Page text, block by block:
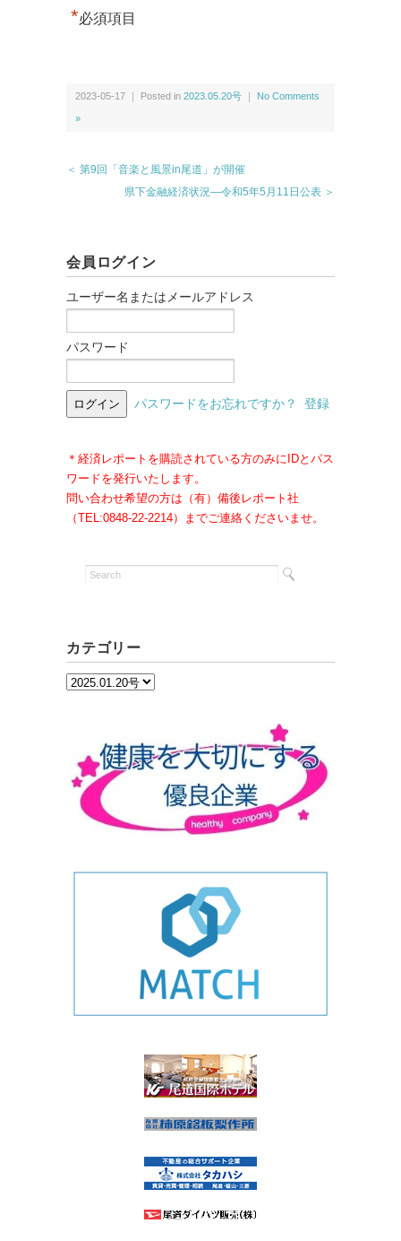
*必須項目
2023-05-17 ｜ Posted in 2023.05.20号 No Comments
»
＜ 第9回「音楽と風景in尾道」が開催
県下金融経済状況―令和5年5月11日公表 ＞
会員ログイン
ユーザー名またはメールアドレス
パスワード
パスワードをお忘れですか？ 登録
＊経済レポートを購読されている方のみにIDとパス
ワードを発行いたします。
問い合わせ希望の方は（有）備後レポート社
（TEL:0848-22-2214）までご連絡くださいませ。
カテゴリー
カ